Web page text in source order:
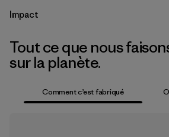
Impact
Tout ce que nous
sur la planète.
Comment c’est fabriqué